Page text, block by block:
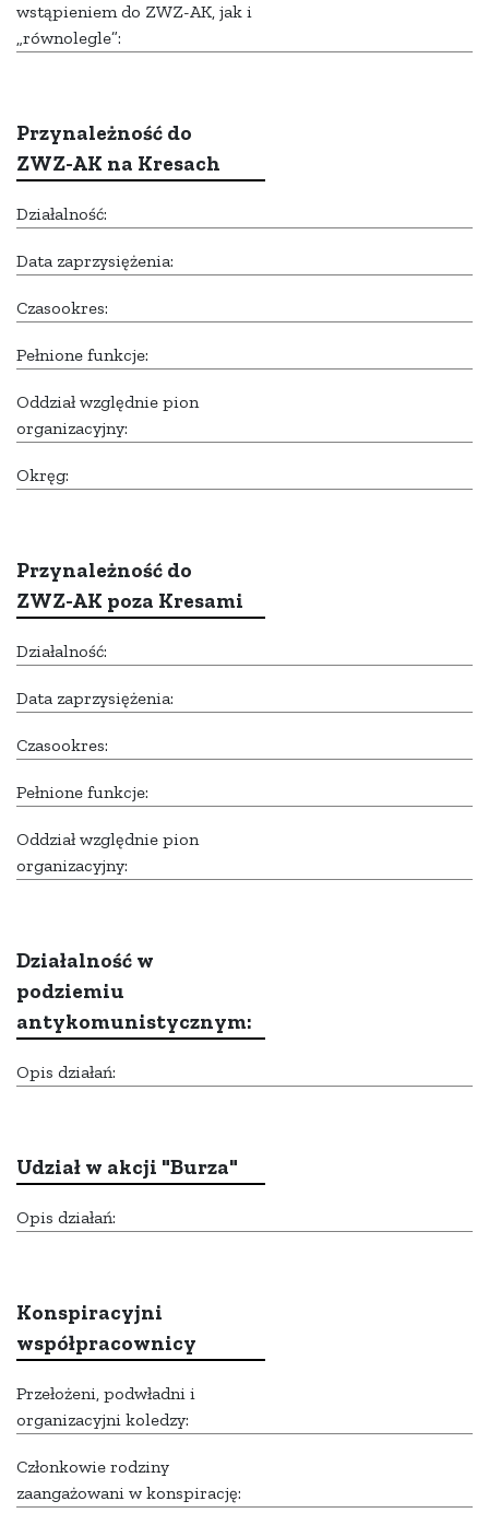
wstąpieniem do ZWZ-AK, jak i
„równolegle”:
Przynależność do
ZWZ-AK na Kresach
Działalność:
Data zaprzysiężenia:
Czasookres:
Pełnione funkcje:
Oddział względnie pion
organizacyjny:
Okręg:
Przynależność do
ZWZ-AK poza Kresami
Działalność:
Data zaprzysiężenia:
Czasookres:
Pełnione funkcje:
Oddział względnie pion
organizacyjny:
Działalność w
podziemiu
antykomunistycznym:
Opis działań:
Udział w akcji "Burza"
Opis działań:
Konspiracyjni
współpracownicy
Przełożeni, podwładni i
organizacyjni koledzy:
Członkowie rodziny
zaangażowani w konspirację: